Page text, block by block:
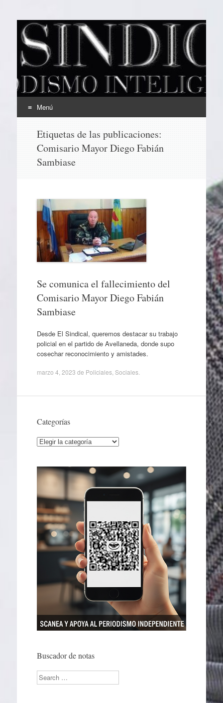
EL SINDICAL
Periodismo Inteligente
Menú
contenido
Etiquetas de las publicaciones:
Comisario Mayor Diego Fabián
Sambiase
Se comunica el fallecimiento del
Comisario Mayor Diego Fabián
Sambiase
Desde El Sindical, queremos destacar su trabajo
policial en el partido de Avellaneda, donde supo
cosechar reconocimiento y amistades.
marzo 4, 2023 de Policiales, Sociales.
Categorías
Categorías
Buscador de notas
Search